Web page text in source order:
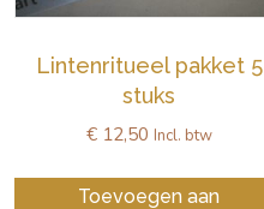
Lintenritueel pakket 5
stuks
€12,50 Incl. btw
Toevoegen aan